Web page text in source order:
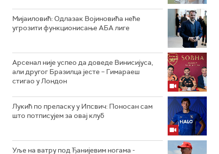
Мијаиловић: Одлазак Војиновића неће
угрозити функционисање АБА лиге
Арсенал није успео да доведе Винисијуса,
али другог Бразилца јесте – Гимараеш
стигао у Лондон
Лукић по преласку у Ипсвич: Поносан сам
што потписујем за овај клуб
Уље на ватру под Ђанијевим ногама -